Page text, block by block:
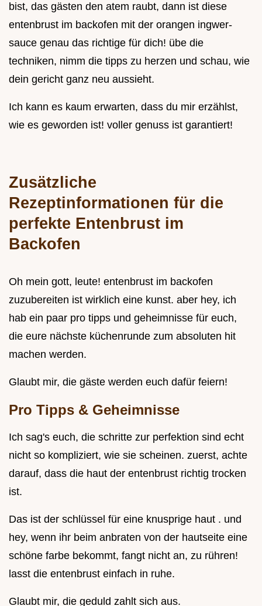
bist, das gästen den atem raubt, dann ist diese
entenbrust im backofen mit der orangen ingwer-
sauce genau das richtige für dich! übe die
techniken, nimm die tipps zu herzen und schau, wie
dein gericht ganz neu aussieht.
Ich kann es kaum erwarten, dass du mir erzählst,
wie es geworden ist! voller genuss ist garantiert!
Zusätzliche
Rezeptinformationen für die
perfekte Entenbrust im
Backofen
Oh mein gott, leute! entenbrust im backofen
zuzubereiten ist wirklich eine kunst. aber hey, ich
hab ein paar pro tipps und geheimnisse für euch,
die eure nächste küchenrunde zum absoluten hit
machen werden.
Glaubt mir, die gäste werden euch dafür feiern!
Pro Tipps & Geheimnisse
Ich sag's euch, die schritte zur perfektion sind echt
nicht so kompliziert, wie sie scheinen. zuerst, achte
darauf, dass die haut der entenbrust richtig trocken
ist.
Das ist der schlüssel für eine knusprige haut . und
hey, wenn ihr beim anbraten von der hautseite eine
schöne farbe bekommt, fangt nicht an, zu rühren!
lasst die entenbrust einfach in ruhe.
Glaubt mir, die geduld zahlt sich aus.